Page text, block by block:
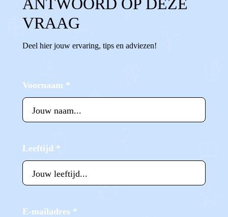
VRAAG
Deel hier jouw ervaring, tips en adviezen!
Voornaam *
Leeftijd *
E-mailadres *